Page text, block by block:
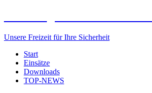
Unsere Freizeit für Ihre Sicherheit
Start
Einsätze
Downloads
TOP-NEWS